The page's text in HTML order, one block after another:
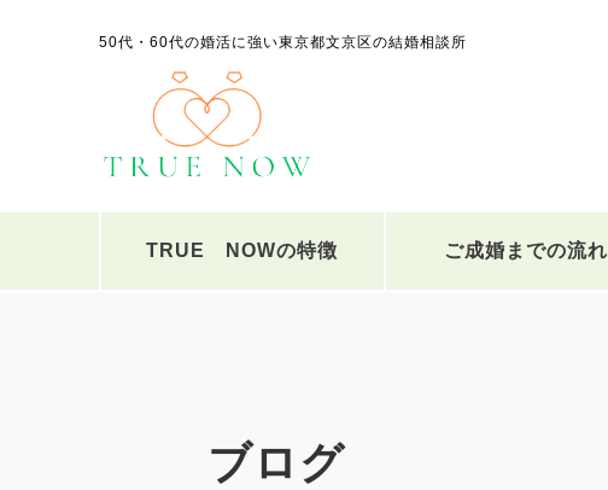
50代・60代の婚活に強い東京都文京区の結婚相談所
TRUE NOWの特徴 ご成婚までの流れ
ブログ